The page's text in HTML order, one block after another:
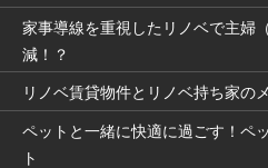
家事導線を重視したリノベで主婦
減！？
リノベ賃貸物件とリノベ持ち家の
ペットと一緒に快適に過ごす！ペ
ト